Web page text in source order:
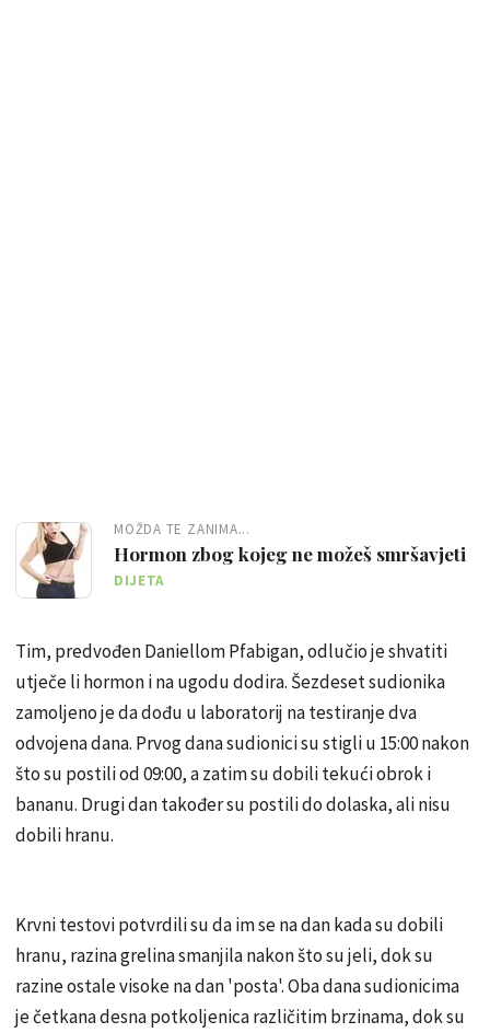
MOŽDA TE ZANIMA...
Hormon zbog kojeg ne možeš smršavjeti
DIJETA
Tim, predvođen Daniellom Pfabigan, odlučio je shvatiti
utječe li hormon i na ugodu dodira. Šezdeset sudionika
zamoljeno je da dođu u laboratorij na testiranje dva
odvojena dana. Prvog dana sudionici su stigli u 15:00 nakon
što su postili od 09:00, a zatim su dobili tekući obrok i
bananu. Drugi dan također su postili do dolaska, ali nisu
dobili hranu.
Krvni testovi potvrdili su da im se na dan kada su dobili
hranu, razina grelina smanjila nakon što su jeli, dok su
razine ostale visoke na dan 'posta'. Oba dana sudionicima
je četkana desna potkoljenica različitim brzinama, dok su